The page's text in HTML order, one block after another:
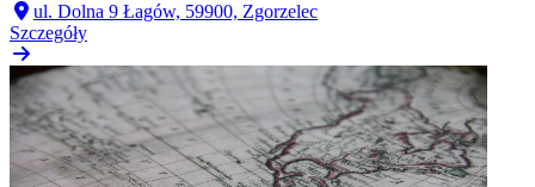
ul. Dolna 9 Łagów, 59900, Zgorzelec
Szczegóły